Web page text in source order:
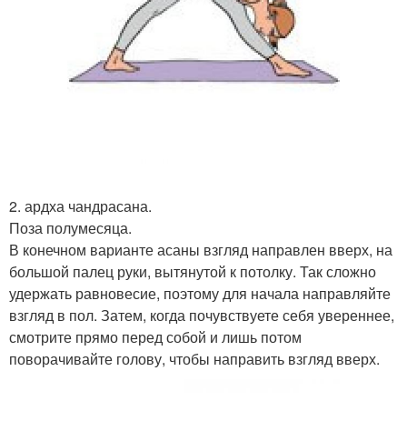
2. ардха чандрасана.
Поза полумесяца.
В конечном варианте асаны взгляд направлен вверх, на
большой палец руки, вытянутой к потолку. Так сложно
удержать равновесие, поэтому для начала направляйте
взгляд в пол. Затем, когда почувствуете себя увереннее,
смотрите прямо перед собой и лишь потом
поворачивайте голову, чтобы направить взгляд вверх.